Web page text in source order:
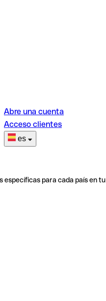
Abre una cuenta
Acceso clientes
es
específicas para cada país en tu